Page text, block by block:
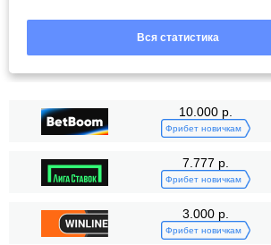
Вся статистика
10.000 р.
Фрибет новичкам
7.777 р.
Фрибет новичкам
3.000 р.
Фрибет новичкам